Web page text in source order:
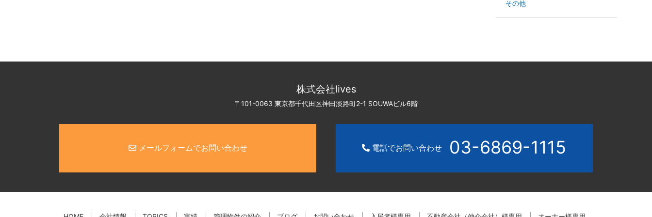
その他
株式会社lives
〒101-0063 東京都千代田区神田淡路町2-1 SOUWAビル6階
メールフォームでお問い合わせ 電話でお問い合わせ 03-6869-1115